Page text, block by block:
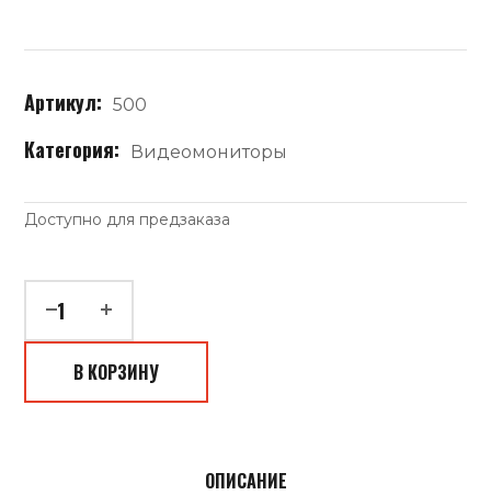
Артикул: 500
Категория: Видеомониторы
Доступно для предзаказа
В КОРЗИНУ
ОПИСАНИЕ